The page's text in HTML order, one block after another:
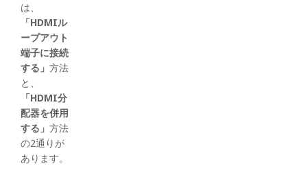
は、
「HDMIル
ープアウト
端子に接続
する」 方法
と、
「HDMI分
配器を併用
する」 方法
の2通りが
あります。